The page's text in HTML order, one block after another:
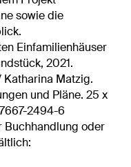
sowie die
Einfamilienhäuser
2021.
Matzig.
und Pläne. 25 x
2494-6
Buchhandlung oder